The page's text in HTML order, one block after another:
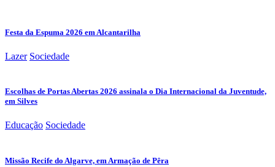
Festa da Espuma 2026 em Alcantarilha
Lazer Sociedade
Escolhas de Portas Abertas 2026 assinala o Dia Internacional da Juventude,
em Silves
Educação Sociedade
Missão Recife do Algarve, em Armação de Pêra